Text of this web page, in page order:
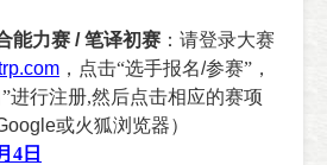
能力赛 /笔译初赛 ：请登录大赛
，点击“选手报名/参赛” ，
”进行注册,然后点击相应的赛项
或火狐浏览器）
4 日